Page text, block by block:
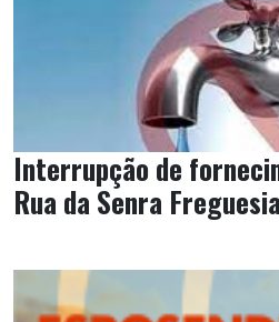
Interrupção de
Rua da Senra